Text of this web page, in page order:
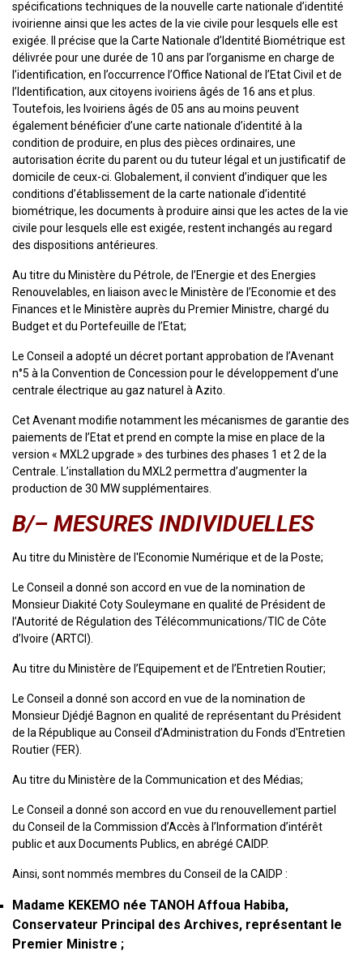
spécifications techniques de la nouvelle carte nationale d’identité
ivoirienne ainsi que les actes de la vie civile pour lesquels elle est
exigée. Il précise que la Carte Nationale d’Identité Biométrique est
délivrée pour une durée de 10 ans par l’organisme en charge de
l’identification, en l’occurrence l’Office National de l’Etat Civil et de
l’Identification, aux citoyens ivoiriens âgés de 16 ans et plus.
Toutefois, les Ivoiriens âgés de 05 ans au moins peuvent
également bénéficier d’une carte nationale d’identité à la
condition de produire, en plus des pièces ordinaires, une
autorisation écrite du parent ou du tuteur légal et un justificatif de
domicile de ceux-ci. Globalement, il convient d’indiquer que les
conditions d’établissement de la carte nationale d’identité
biométrique, les documents à produire ainsi que les actes de la vie
civile pour lesquels elle est exigée, restent inchangés au regard
des dispositions antérieures.
Au titre du Ministère du Pétrole, de l’Energie et des Energies
Renouvelables, en liaison avec le Ministère de l’Economie et des
Finances et le Ministère auprès du Premier Ministre, chargé du
Budget et du Portefeuille de l’Etat;
Le Conseil a adopté un décret portant approbation de l’Avenant
n°5 à la Convention de Concession pour le développement d’une
centrale électrique au gaz naturel à Azito.
Cet Avenant modifie notamment les mécanismes de garantie des
paiements de l’Etat et prend en compte la mise en place de la
version « MXL2 upgrade » des turbines des phases 1 et 2 de la
Centrale. L’installation du MXL2 permettra d’augmenter la
production de 30 MW supplémentaires.
B/– MESURES INDIVIDUELLES
Au titre du Ministère de l'Economie Numérique et de la Poste;
Le Conseil a donné son accord en vue de la nomination de
Monsieur Diakité Coty Souleymane en qualité de Président de
l’Autorité de Régulation des Télécommunications/TIC de Côte
d’Ivoire (ARTCI).
Au titre du Ministère ​de l’Equipement et de l’Entretien Routier;
Le Conseil a donné son accord en vue de la nomination de
Monsieur Djédjé Bagnon en qualité de représentant du Président
de la République au Conseil d’Administration du Fonds d'Entretien
Routier (FER).
Au titre du Ministère ​de la Communication et des Médias;
Le Conseil a donné son accord en vue du renouvellement partiel
du Conseil de la Commission d’Accès à l’Information d’intérêt
public et aux Documents Publics, en abrégé CAIDP.
Ainsi, sont nommés membres du Conseil de la CAIDP :
Madame KEKEMO née TANOH Affoua Habiba,
Conservateur Principal des Archives, représentant le
Premier Ministre ;